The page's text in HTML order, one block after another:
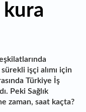
kura
işçi alımı için
Türkiye İş
Peki Sağlık
zaman, saat kaçta?